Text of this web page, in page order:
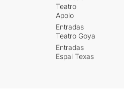
Teatro
Apolo
Entradas
Teatro Goya
Entradas
Espai Texas